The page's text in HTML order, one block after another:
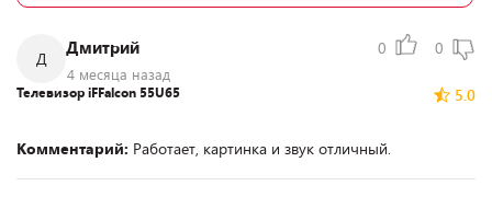
Д
Дмитрий
4 месяца назад
0 0
5.0
Телевизор iFFalcon 55U65
Комментарий: Работает, картинка и звук отличный.